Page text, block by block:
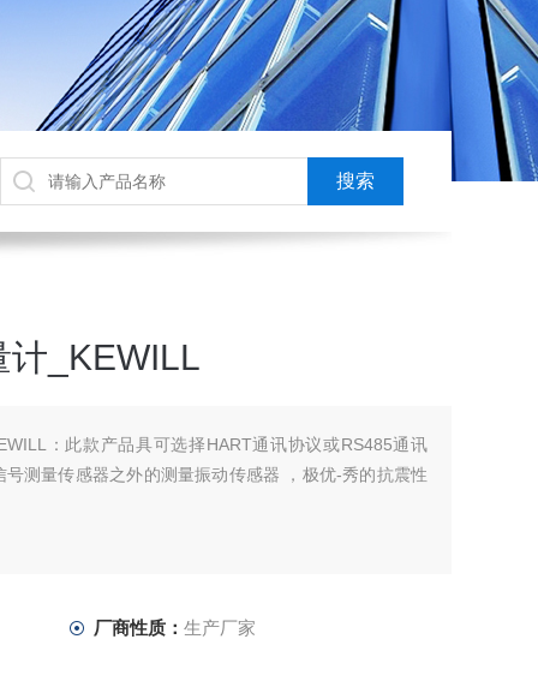
计_KEWILL
：此款产品具可选择HART通讯协议或RS485通讯
测量传感器之外的测量振动传感器 ，极优-秀的抗震性
厂商性质： 生产厂家